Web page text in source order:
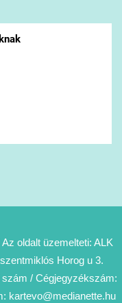
oldalt üzemelteti: ALK
Horog u 3.
/ Cégjegyzékszám:
kartevo@medianette.hu